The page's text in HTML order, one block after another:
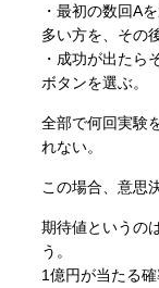
・最初の数回A
多い方を、その
・成功が出たら
ボタンを選ぶ。
全部で何回実験
れない。
この場合、意思
期待値というの
う。
1億円が当たる